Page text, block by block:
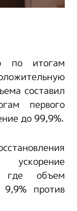
по итогам
составил
первого
до 99,9%.
где объем
9,9% против